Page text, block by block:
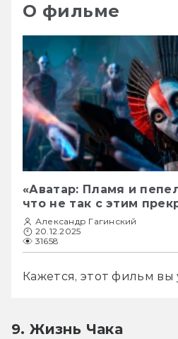
О фильме
«Аватар: Пламя и
что не так с этим
Александр Гагинский
20.12.2025
31658
Кажется, этот фильм
9. Жизнь Чака